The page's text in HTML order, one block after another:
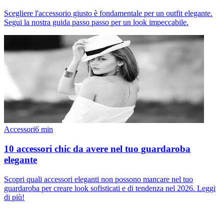
Scegliere l'accessorio giusto è fondamentale per un outfit elegante.
Segui la nostra guida passo passo per un look impeccabile.
Accessori6 min
10 accessori chic da avere nel tuo guardaroba
elegante
Scopri quali accessori eleganti non possono mancare nel tuo
guardaroba per creare look sofisticati e di tendenza nel 2026. Leggi
di più!